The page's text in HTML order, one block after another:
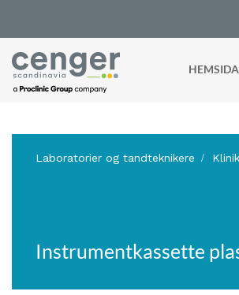
HEMSIDA
Laboratorier og tandteknikere
Instrumentkassette